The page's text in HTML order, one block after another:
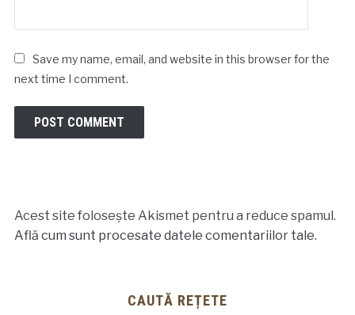
Save my name, email, and website in this browser for the
next time I comment.
Acest site folosește Akismet pentru a reduce spamul.
Află cum sunt procesate datele comentariilor tale.
CAUTĂ REȚETE